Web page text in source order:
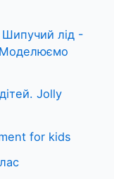
лід -
Моделюємо
Jolly
for kids